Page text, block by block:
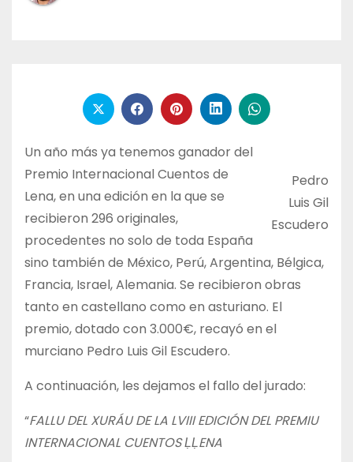
Pedro
Luis Gil
Escudero
Un año más ya tenemos ganador del
Premio Internacional Cuentos de
Lena, en una edición en la que se
recibieron 296 originales,
procedentes no solo de toda España
sino también de México, Perú, Argentina, Bélgica,
Francia, Israel, Alemania. Se recibieron obras
tanto en castellano como en asturiano. El
premio, dotado con 3.000€, recayó en el
murciano Pedro Luis Gil Escudero.
A continuación, les dejamos el fallo del jurado:
“FALLU DEL XURÁU DE LA LVIII EDICIÓN DEL PREMIU
INTERNACIONAL CUENTOS ḶḶENA